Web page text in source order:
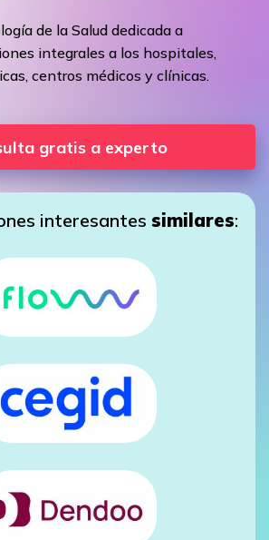
de la Salud dedicada a
integrales a los hospitales,
centros médicos y clínicas.
gratis a experto
interesantes similares: